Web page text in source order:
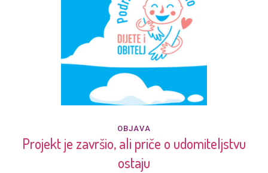
OBJAVA
Projekt je završio, ali priče o udomiteljstvu
ostaju